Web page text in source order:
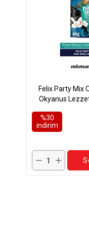
Felix Party Mix
Okyanus
%30
i̇ndirim